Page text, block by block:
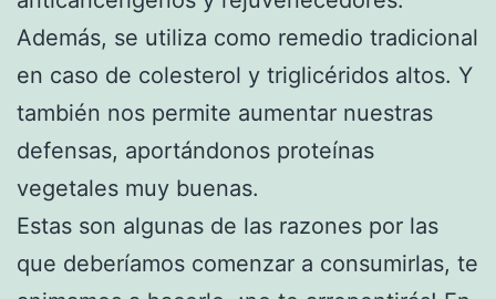
Además, se utiliza como remedio tradicional
en caso de colesterol y triglicéridos altos. Y
también nos permite aumentar nuestras
defensas, aportándonos proteínas
vegetales muy buenas.
Estas son algunas de las razones por las
que deberíamos comenzar a consumirlas, te